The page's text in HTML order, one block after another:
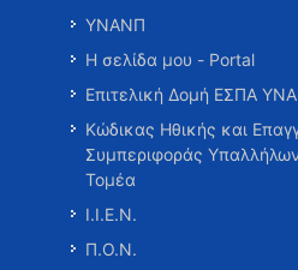
ΥΝΑΝΠ
Η σελίδα μου - Portal
Επιτελική Δομή ΕΣΠΑ
Κώδικας Ηθικής και
Συμπεριφοράς
Τομέα
Ι.Ι.Ε.Ν.
Π.Ο.Ν.